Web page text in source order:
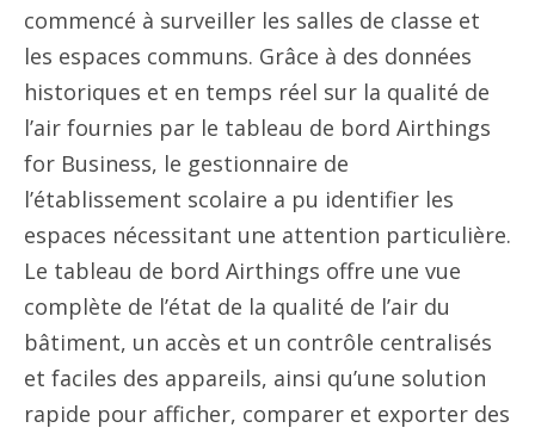
commencé à surveiller les salles de classe et
les espaces communs. Grâce à des données
historiques et en temps réel sur la qualité de
l’air fournies par le tableau de bord Airthings
for Business, le gestionnaire de
l’établissement scolaire a pu identifier les
espaces nécessitant une attention particulière.
Le tableau de bord Airthings offre une vue
complète de l’état de la qualité de l’air du
bâtiment, un accès et un contrôle centralisés
et faciles des appareils, ainsi qu’une solution
rapide pour afficher, comparer et exporter des